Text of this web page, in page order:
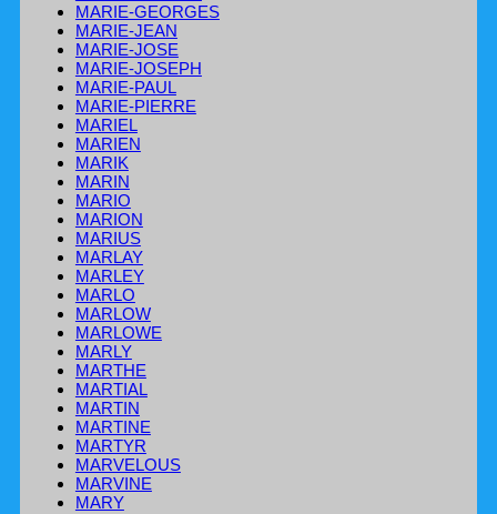
MARIE-GEORGES
MARIE-JEAN
MARIE-JOSE
MARIE-JOSEPH
MARIE-PAUL
MARIE-PIERRE
MARIEL
MARIEN
MARIK
MARIN
MARIO
MARION
MARIUS
MARLAY
MARLEY
MARLO
MARLOW
MARLOWE
MARLY
MARTHE
MARTIAL
MARTIN
MARTINE
MARTYR
MARVELOUS
MARVINE
MARY